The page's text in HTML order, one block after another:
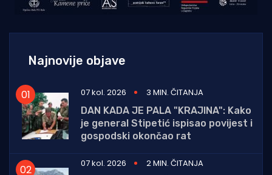
Najnovije objave
07 kol. 2026
3 MIN. ČITANJA
DAN KADA JE PALA "KRAJINA": Kako
je general Stipetić ispisao povijest i
gospodski okončao rat
07 kol. 2026
2 MIN. ČITANJA